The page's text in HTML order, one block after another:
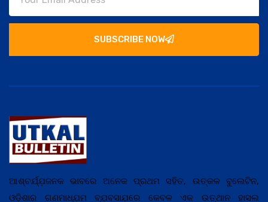
SUBSCRIBE NOW
ଆଶ୍ଚର୍ଯ୍ଯ଼ଜନକ ଭାବରେ ଅନେକ ପ୍ରଥମ ସହିତ, ଉତ୍କଳ ବୁଲେଟିନ,
ଓଡ଼ିଶାର ଗଣମାଧ୍ଯ଼ମ ବ୍ଯ଼ବସାଯ଼ରେ କେବଳ ଏକ ଉତ୍ଥାନ ହାସଲ